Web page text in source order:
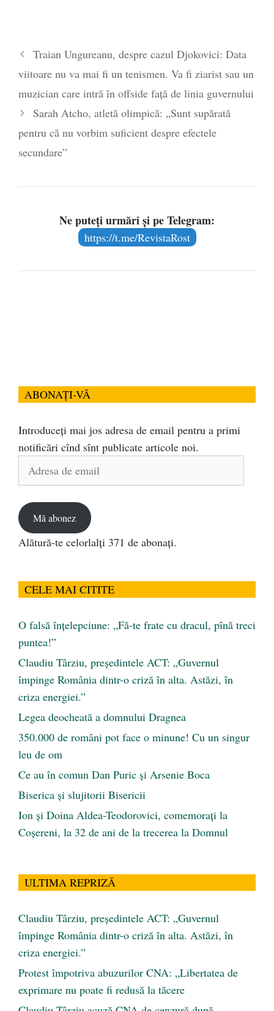
Traian Ungureanu, despre cazul Djokovici: Data
viitoare nu va mai fi un tenismen. Va fi ziarist sau un
muzician care intră în offside față de linia guvernului
Sarah Atcho, atletă olimpică: „Sunt supărată
pentru că nu vorbim suficient despre efectele
secundare”
Ne puteți urmări și pe Telegram:
https://t.me/RevistaRost
ABONAȚI-VĂ
Introduceți mai jos adresa de email pentru a primi
notificări cînd sînt publicate articole noi.
Adresa
Mă abonez
Alătură-te celorlalți 371 de abonați.
CELE MAI CITITE
O falsă înțelepciune: „Fă-te frate cu dracul, pînă treci
puntea!”
Claudiu Târziu, președintele ACT: „Guvernul
împinge România dintr-o criză în alta. Astăzi, în
criza energiei.”
Legea deocheată a domnului Dragnea
350.000 de români pot face o minune! Cu un singur
leu de om
Ce au în comun Dan Puric şi Arsenie Boca
Biserica și slujitorii Bisericii
Ion și Doina Aldea-Teodorovici, comemorați la
Coșereni, la 32 de ani de la trecerea la Domnul
ULTIMA REPRIZĂ
Claudiu Târziu, președintele ACT: „Guvernul
împinge România dintr-o criză în alta. Astăzi, în
criza energiei.”
Protest împotriva abuzurilor CNA: „Libertatea de
exprimare nu poate fi redusă la tăcere